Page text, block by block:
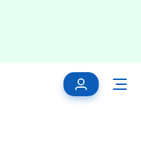
Mijn
klantenzone